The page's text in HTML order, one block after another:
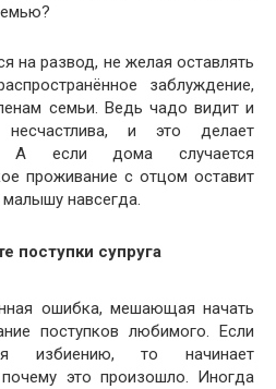
на развод, не желая оставлять
заблуждение,
семьи. Ведь чадо видит и
и это делает
А если дома случается
проживание с отцом оставит
навсегда.
поступки супруга
ошибка, мешающая начать
поступков любимого. Если
избиению, то начинает
это произошло. Иногда